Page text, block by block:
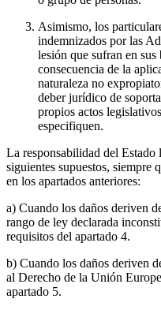
Asimismo, los
indemnizados por las
lesión que sufran en
consecuencia de la
naturaleza no
deber jurídico de
propios actos
especifiquen.
La responsabilidad del
siguientes supuestos, siempre
en los apartados anteriores:
a) Cuando los daños deriven
rango de ley declarada
requisitos del apartado 4.
b) Cuando los daños deriven
al Derecho de la Unión
apartado 5.